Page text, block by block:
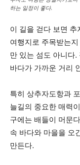
하는 일정이 좋다.
이 길을 걷다 보면
여행지로 주목받는
만 있는 섬도 아니다
바다가 가까운 거리
특히 상추자도항과
늘길의 중요한 매력
구에는 배들이 머문
속 바다와 마을을 오
만든다.